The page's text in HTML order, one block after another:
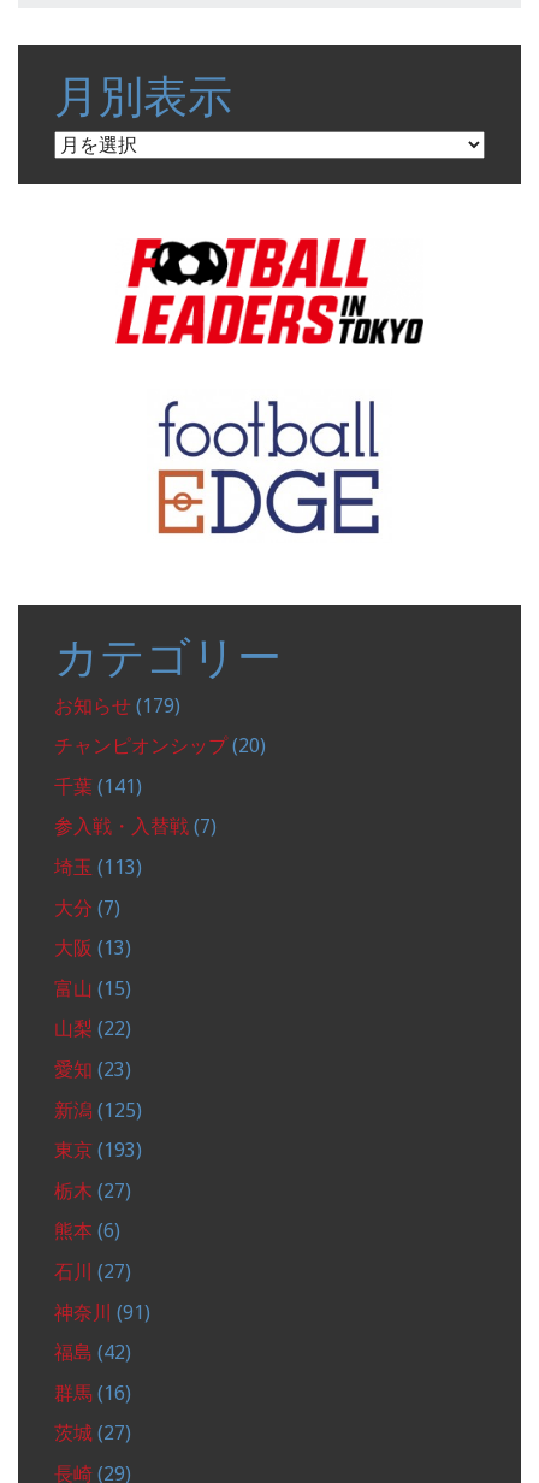
月別表示
月
カテゴリー
お知らせ (179)
チャンピオンシップ(20)
千葉 (141)
参入戦・入替戦 (7)
埼玉 (113)
大分 (7)
大阪 (13)
富山 (15)
山梨 (22)
愛知 (23)
新潟 (125)
東京 (193)
栃木 (27)
熊本 (6)
石川 (27)
神奈川 (91)
福島 (42)
群馬 (16)
茨城 (27)
長崎 (29)